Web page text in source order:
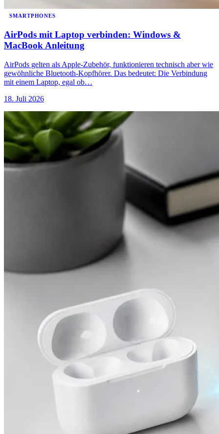
SMARTPHONES
AirPods mit Laptop verbinden: Windows &
MacBook Anleitung
AirPods gelten als Apple-Zubehör, funktionieren technisch aber wie
gewöhnliche Bluetooth-Kopfhörer. Das bedeutet: Die Verbindung
mit einem Laptop, egal ob…
18. Juli 2026